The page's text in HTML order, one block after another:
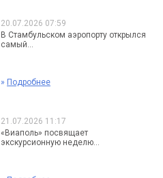
20.07.2026 07:59
В Стамбульском аэропорту открылся
самый...
» Подробнее
21.07.2026 11:17
«Виаполь» посвящает
экскурсионную неделю...